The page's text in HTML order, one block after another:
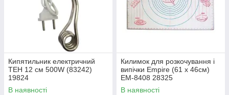
Кипятильник електричний
ТЕН 12 см 500W (83242)
19824
В наявності
Килимок для розкочування і
випічки Empire (61 х 46см)
EM-8408 28325
В наявності